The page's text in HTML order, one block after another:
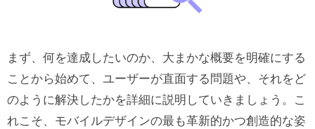
2. モバイル向けに構築
アプリのデザイン例３選
例1：Googleマップ
まず、何を達成したいのか、大まかな概要を明確にする
ことから始めて、ユーザーが直面する問題や、それをど
のように解決したかを詳細に説明していきましょう。こ
れこそ、モバイルデザインの最も革新的かつ創造的な姿